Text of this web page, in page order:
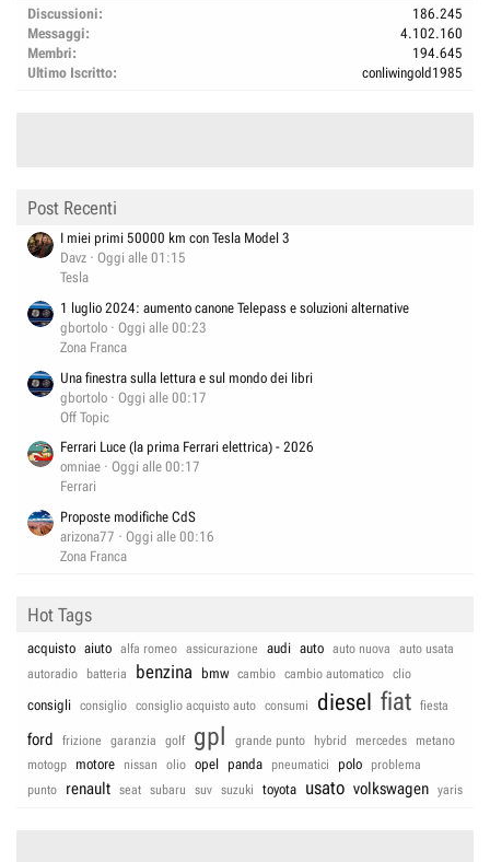
Discussioni
186.245
Messaggi
4.102.160
Membri
194.645
Ultimo Iscritto
conliwingold1985
Post Recenti
I miei primi 50000 km con Tesla Model 3
Davz
Oggi alle 01:15
Tesla
1 luglio 2024: aumento canone Telepass e soluzioni alternative
gbortolo
Oggi alle 00:23
Zona Franca
Una finestra sulla lettura e sul mondo dei libri
gbortolo
Oggi alle 00:17
Off Topic
Ferrari Luce (la prima Ferrari elettrica) - 2026
omniae
Oggi alle 00:17
Ferrari
Proposte modifiche CdS
arizona77
Oggi alle 00:16
Zona Franca
Hot Tags
acquisto aiuto alfa romeo assicurazione audi auto auto nuova
auto usata
autoradio
batteria benzina bmw cambio cambio automatico clio
consigli consiglio consiglio acquisto auto consumi diesel fiat fiesta
ford frizione garanzia golf gpl grande punto hybrid mercedes
metano
motogp
motore nissan olio opel panda pneumatici polo
problema
punto
renault seat subaru suv suzuki toyota usato volkswagen yaris